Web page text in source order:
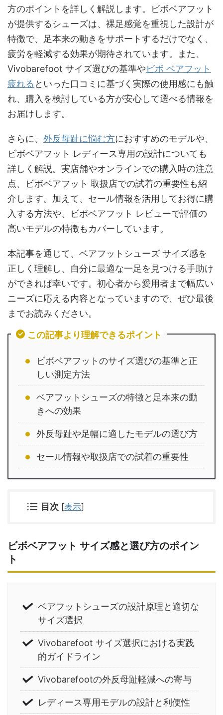
方のポイントを詳しく解説します。ビボベアフット
が提供するシューズは、裸足感覚を重視した設計が
特徴で、足本来の動きをサポートするだけでなく、
疲労を軽減する効果が期待されています。また、
Vivobarefoot サイズ選びの基準やビボ ベアフット
疲れる といった口コミに基づく実際の使用感にも触
れ、購入を検討している方が安心して選べる情報を
お届けします。
さらに、 外反母趾に悩む方におすすめのモデルや、
ビボベアフット レディース専用の設計についても
詳しく解説。実店舗やオンラインでの購入時の注意
点、ビボベアフット 取扱店での試着の重要性も紹
介します。加えて、セール情報を活用してお得に購
入する方法や、ビボベアフット レビューで評価の
高いモデルの特徴もカバーしています。
本記事を通じて、ベアフットシューズ サイズ感を
正しく理解し、自分に最適な一足を見つける手助け
ができれば幸いです。初心者から愛用者まで幅広い
ニーズに応える内容となっていますので、ぜひ最後
までお読みください。
この記事より理解できるポイント
ビボベアフットのサイズ選びの基準と正
しい測定方法
ベアフットシューズの特徴と足本来の動
きへの効果
外反母趾や足幅に適したモデルの選び方
セール情報や取扱店での試着の重要性
目次 [表示]
ビボベアフット サイズ感と選び方のポイン
ト
ベアフットシューズの設計原理と適切な
サイズ選択
Vivobarefoot サイズ選択における実践
的ガイドライン
Vivobarefootの外反母趾軽減への寄与
レディース専用モデルの設計と利便性